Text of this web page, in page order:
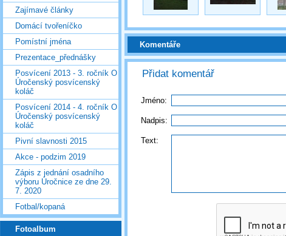
Komentáře
Přidat komentář
Jméno:
Nadpis:
Text:
Zajímavé články
Domácí tvořeníčko
Pomístní jména
Prezentace_přednášky
Posvícení 2013 - 3. ročník O
Úročenský posvícenský
koláč
Posvícení 2014 - 4. ročník O
Úročenský posvícenský
koláč
Pivní slavnosti 2015
Akce - podzim 2019
Zápis z jednání osadního
výboru Úročnice ze dne 29.
7. 2020
Fotbal/kopaná
Fotoalbum